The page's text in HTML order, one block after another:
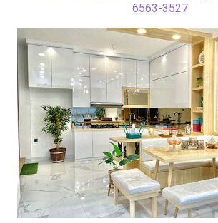
6563-3527